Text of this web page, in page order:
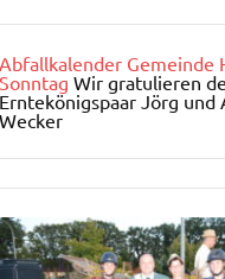
Abfallkalender Gemeinde
Sonntag Wir gratulieren
Erntekönigspaar Jörg und
Wecker